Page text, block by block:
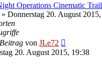
Operations Cinematic
» Donnerstag 20. August
von JLe72
20. August 2015, 19:38